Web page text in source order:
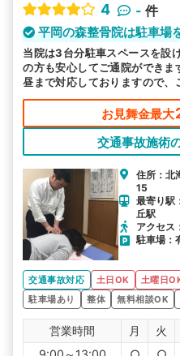
4
- 件
平岡の森整骨院は駐車場
当院は3台分駐車スペースを設
の方も安心してご通院ができ
昼まで対応しておりますので、
お見舞金最大
交通事故施術
住所：北
15
最寄り駅
丘駅
アクセス
駐車場：
交通事故対応 土日OK 土曜日
駐車場あり
整体 無料相談OK
営業時間 月 火